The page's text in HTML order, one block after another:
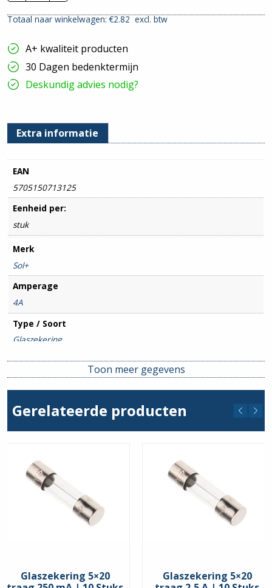
A
10
Stuks
hoeveelheid
Totaal naar winkelwagen: €2.82excl. btw
A+ kwaliteit producten
30 Dagen bedenktermijn
Deskundig advies nodig?
Extra informatie
EAN
5705150713125
Eenheid per:
stuk
Merk
Sol+
Amperage
4A
Type / Soort
Glaszekering
Uitsch. karakteristiek
T (traag)
Toon meer gegevens
Gerelateerde producten
Glaszekering 5×20
Glaszekering 5×20